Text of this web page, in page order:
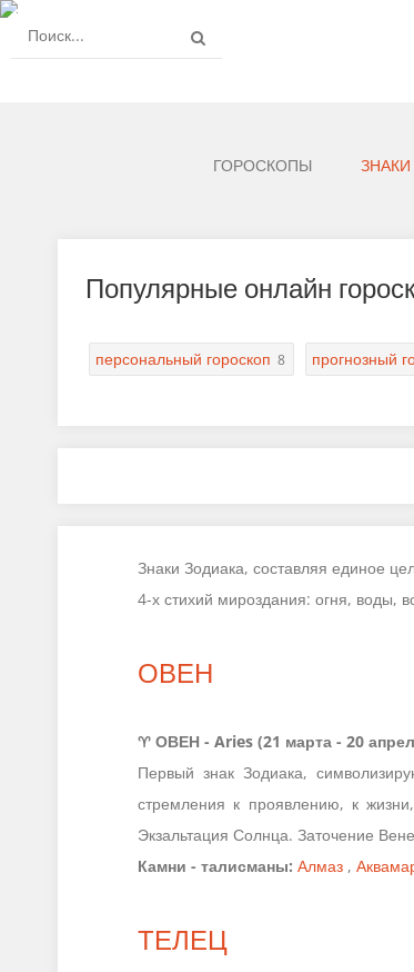
ГОРОСКОПЫ
Популярные онлайн
персональный гороскоп 8 прогнозный
Знаки Зодиака, составляя единое
4-х стихий мироздания: огня, воды,
ОВЕН
♈ ОВЕН - Aries (21 марта - 20
Первый знак Зодиака,
стремления к проявлению, к
Экзальтация Солнца. Заточение
Камни - талисманы: Алмаз ,
ТЕЛЕЦ